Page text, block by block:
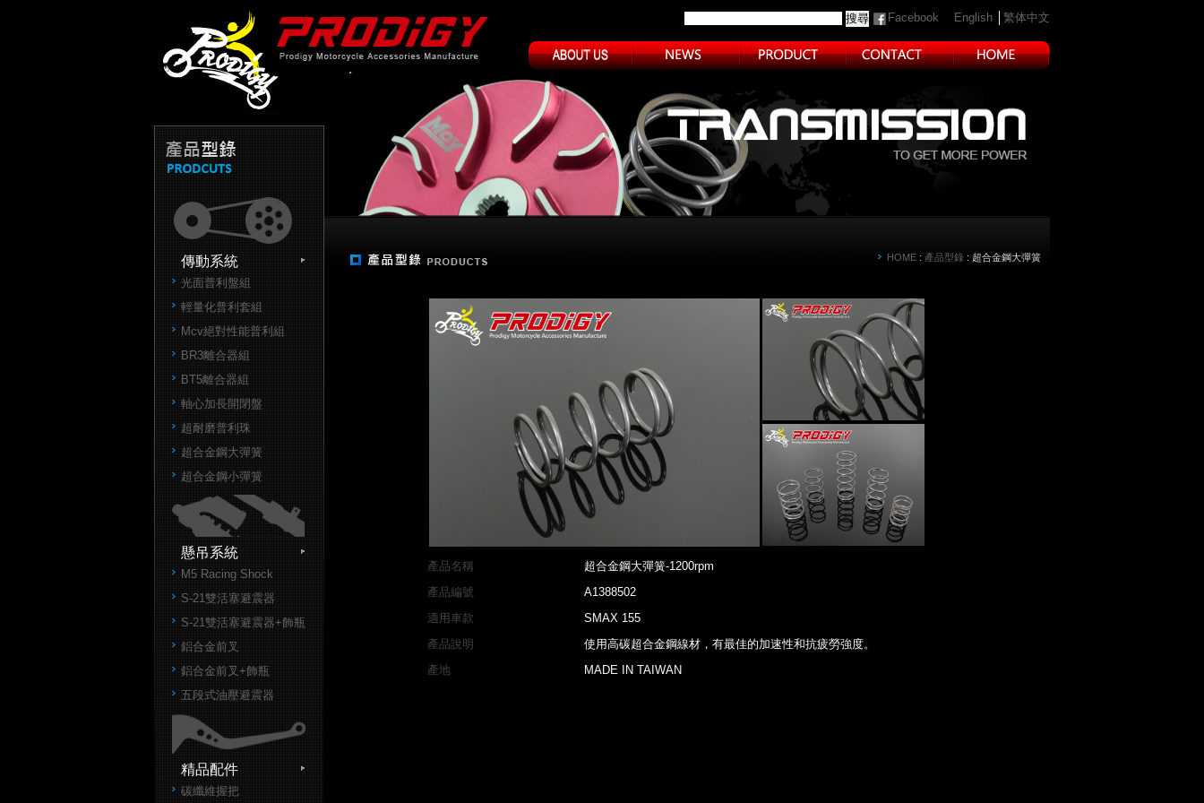
Facebook English 繁体中文
傳動系統
光面普利盤組
輕量化普利套組
Mcv絕對性能普利組
BR3離合器組
BT5離合器組
軸心加長開閉盤
超耐磨普利珠
超合金鋼大彈簧
超合金鋼小彈簧
懸吊系統
M5 Racing Shock
S-21雙活塞避震器
S-21雙活塞避震器+飾瓶
鋁合金前叉
鋁合金前叉+飾瓶
五段式油壓避震器
精品配件
碳纖維握把
HOME : 產品型錄 : 超合金鋼大彈簧
產品名稱
超合金鋼大彈簧-1200rpm
產品編號
A1388502
適用車款
SMAX 155
產品說明
使用高碳超合金鋼線材，有最佳的加速性和抗疲勞強度。
產地
MADE IN TAIWAN